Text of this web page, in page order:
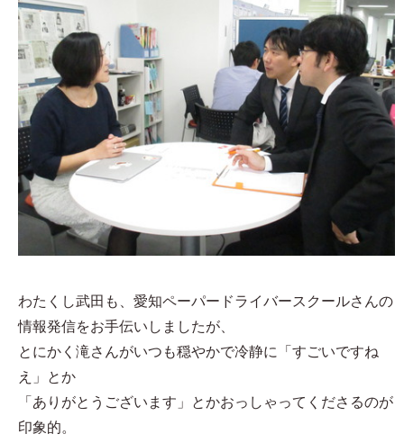
わたくし武田も、愛知ペーパードライバースクールさんの
情報発信をお手伝いしましたが、
とにかく滝さんがいつも穏やかで冷静に「すごいですね
え」とか
「ありがとうございます」とかおっしゃってくださるのが
印象的。